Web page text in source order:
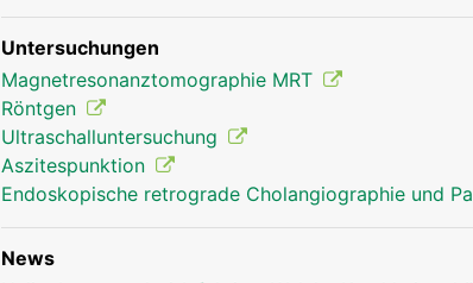
Untersuchungen
Magnetresonanztomographie MRT
Röntgen
Ultraschalluntersuchung
Aszitespunktion
Endoskopische retrograde Cholangiographie und
News